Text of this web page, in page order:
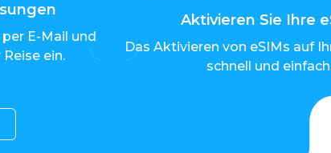
E-Mail und
ein.
Aktivieren Sie Ihre
Das Aktivieren von eSIMs auf
schnell und